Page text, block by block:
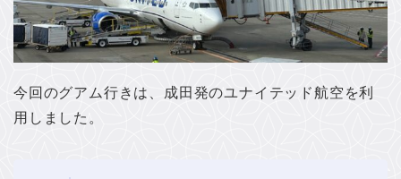
今回のグアム行きは、成田発のユナイテッド航空を利
用しました。